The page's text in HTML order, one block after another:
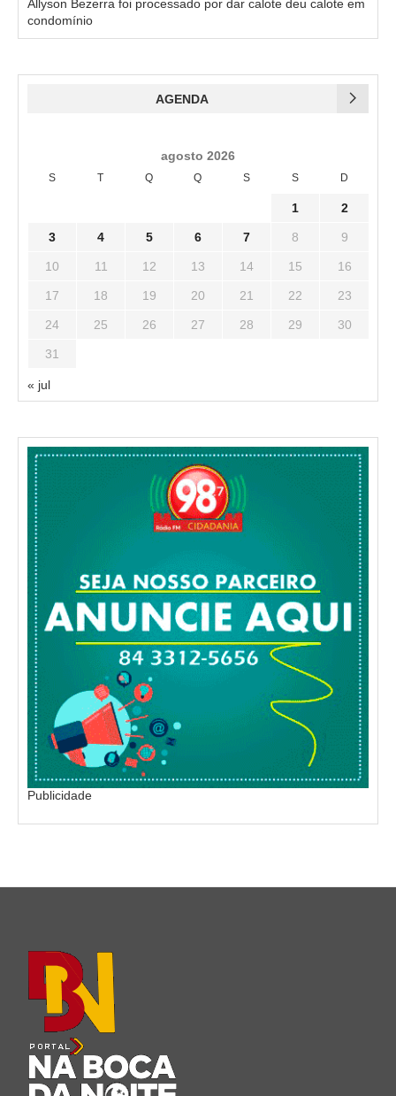
Allyson Bezerra foi processado por dar calote deu calote em
condomínio
AGENDA
agosto 2026
S T Q Q S S D
1 2
3 4 5 6 7 8 9
10 11 12 13 14 15 16
17 18 19 20 21 22 23
24 25 26 27 28 29 30
31
« jul
Publicidade